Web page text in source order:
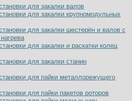
для закалки валов
для закалки крупномодульных
для закалки шестерён и валов с
для закалки и раскатки колец
для закалки станин
для пайки металлорежущего
для пайки пакетов роторов